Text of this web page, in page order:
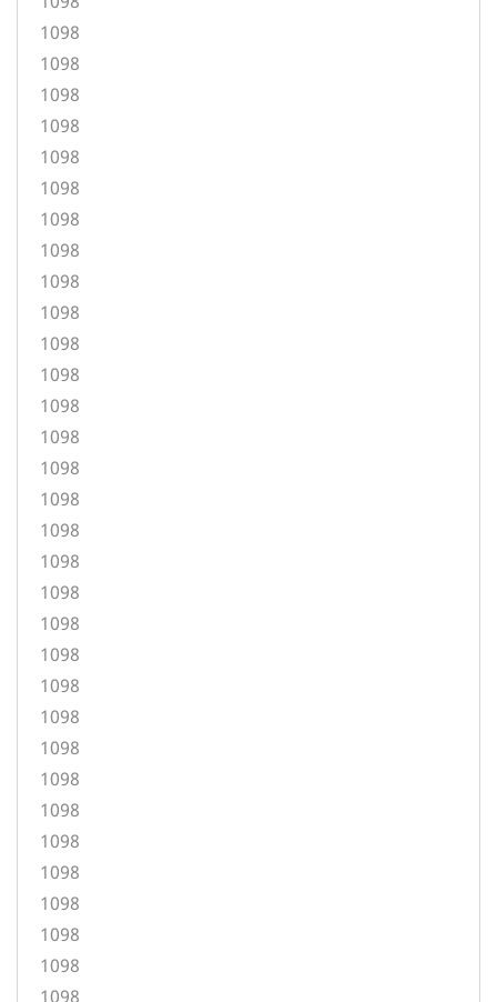
1098
1098
1098
1098
1098
1098
1098
1098
1098
1098
1098
1098
1098
1098
1098
1098
1098
1098
1098
1098
1098
1098
1098
1098
1098
1098
1098
1098
1098
1098
1098
1098